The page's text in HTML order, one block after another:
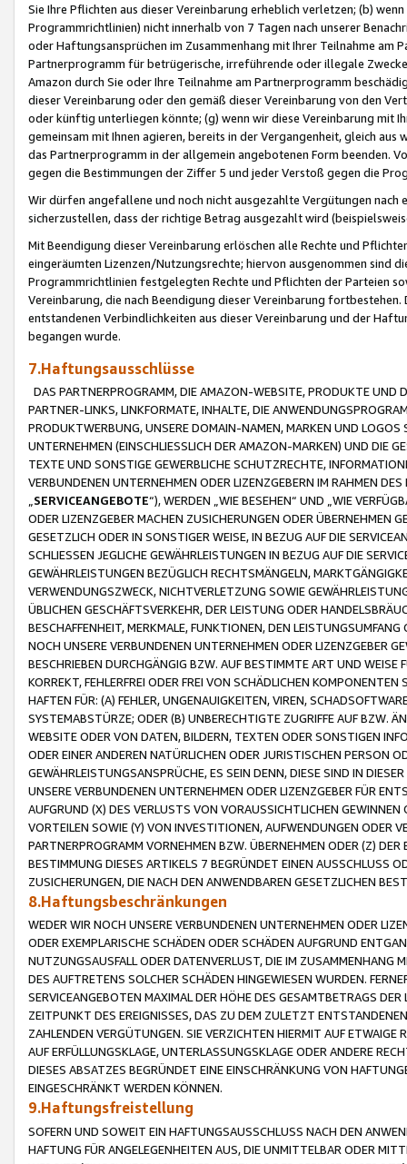
Sie Ihre Pflichten aus dieser Vereinbarung erheblich verletzen; (b)
Programmrichtlinien) nicht innerhalb von 7 Tagen nach unserer
oder Haftungsansprüchen im Zusammenhang mit Ihrer Teilnahme am
Partnerprogramm für betrügerische, irreführende oder illegale
Amazon durch Sie oder Ihre Teilnahme am Partnerprogramm
dieser Vereinbarung oder den gemäß dieser Vereinbarung von den
oder künftig unterliegen könnte; (g) wenn wir diese Vereinbarung mit
gemeinsam mit Ihnen agieren, bereits in der Vergangenheit, gleich
das Partnerprogramm in der allgemein angebotenen Form beenden.
gegen die Bestimmungen der Ziffer 5 und jeder Verstoß gegen die
Wir dürfen angefallene und noch nicht ausgezahlte Vergütungen
sicherzustellen, dass der richtige Betrag ausgezahlt wird
Mit Beendigung dieser Vereinbarung erlöschen alle Rechte und
eingeräumten Lizenzen/Nutzungsrechte; hiervon ausgenommen sind
Programmrichtlinien festgelegten Rechte und Pflichten der Parteien
Vereinbarung, die nach Beendigung dieser Vereinbarung
entstandenen Verbindlichkeiten aus dieser Vereinbarung und der
begangen wurde.
7.Haftungsausschlüsse
DAS PARTNERPROGRAMM, DIE AMAZON-WEBSITE, PRODUKTE UND
PARTNER-LINKS, LINKFORMATE, INHALTE, DIE
PRODUKTWERBUNG, UNSERE DOMAIN-NAMEN, MARKEN UND
UNTERNEHMEN (EINSCHLIESSLICH DER AMAZON-MARKEN) UND DIE
TEXTE UND SONSTIGE GEWERBLICHE SCHUTZRECHTE,
VERBUNDENEN UNTERNEHMEN ODER LIZENZGEBERN IM RAHMEN
SERVICEANGEBOTE“), WERDEN „WIE BESEHEN“ UND „WIE
ODER LIZENZGEBER MACHEN ZUSICHERUNGEN ODER ÜBERNEHMEN
GESETZLICH ODER IN SONSTIGER WEISE, IN BEZUG AUF DIE
SCHLIESSEN JEGLICHE GEWÄHRLEISTUNGEN IN BEZUG AUF DIE
GEWÄHRLEISTUNGEN BEZÜGLICH RECHTSMÄNGELN,
VERWENDUNGSZWECK, NICHTVERLETZUNG SOWIE
ÜBLICHEN GESCHÄFTSVERKEHR, DER LEISTUNG ODER
BESCHAFFENHEIT, MERKMALE, FUNKTIONEN, DEN
NOCH UNSERE VERBUNDENEN UNTERNEHMEN ODER LIZENZGEBER
BESCHRIEBEN DURCHGÄNGIG BZW. AUF BESTIMMTE ART UND
KORREKT, FEHLERFREI ODER FREI VON SCHÄDLICHEN
HAFTEN FÜR: (A) FEHLER, UNGENAUIGKEITEN, VIREN,
SYSTEMABSTÜRZE; ODER (B) UNBERECHTIGTE ZUGRIFFE AUF BZW.
WEBSITE ODER VON DATEN, BILDERN, TEXTEN ODER SONSTIGEN
ODER EINER ANDEREN NATÜRLICHEN ODER JURISTISCHEN PERSON
GEWÄHRLEISTUNGSANSPRÜCHE, ES SEIN DENN, DIESE SIND IN
UNSERE VERBUNDENEN UNTERNEHMEN ODER LIZENZGEBER FÜR
AUFGRUND (X) DES VERLUSTS VON VORAUSSICHTLICHEN
VORTEILEN SOWIE (Y) VON INVESTITIONEN, AUFWENDUNGEN ODER
PARTNERPROGRAMM VORNEHMEN BZW. ÜBERNEHMEN ODER (Z)
BESTIMMUNG DIESES ARTIKELS 7 BEGRÜNDET EINEN AUSSCHLUSS
ZUSICHERUNGEN, DIE NACH DEN ANWENDBAREN GESETZLICHEN
8.Haftungsbeschränkungen
WEDER WIR NOCH UNSERE VERBUNDENEN UNTERNEHMEN ODER
ODER EXEMPLARISCHE SCHÄDEN ODER SCHÄDEN AUFGRUND
NUTZUNGSAUSFALL ODER DATENVERLUST, DIE IM ZUSAMMENHANG
DES AUFTRETENS SOLCHER SCHÄDEN HINGEWIESEN WURDEN.
SERVICEANGEBOTEN MAXIMAL DER HÖHE DES GESAMTBETRAGS
ZEITPUNKT DES EREIGNISSES, DAS ZU DEM ZULETZT
ZAHLENDEN VERGÜTUNGEN. SIE VERZICHTEN HIERMIT AUF
AUF ERFÜLLUNGSKLAGE, UNTERLASSUNGSKLAGE ODER ANDERE
DIESES ABSATZES BEGRÜNDET EINE EINSCHRÄNKUNG VON
EINGESCHRÄNKT WERDEN KÖNNEN.
9.Haftungsfreistellung
SOFERN UND SOWEIT EIN HAFTUNGSAUSSCHLUSS NACH DEN
HAFTUNG FÜR ANGELEGENHEITEN AUS, DIE UNMITTELBAR ODER